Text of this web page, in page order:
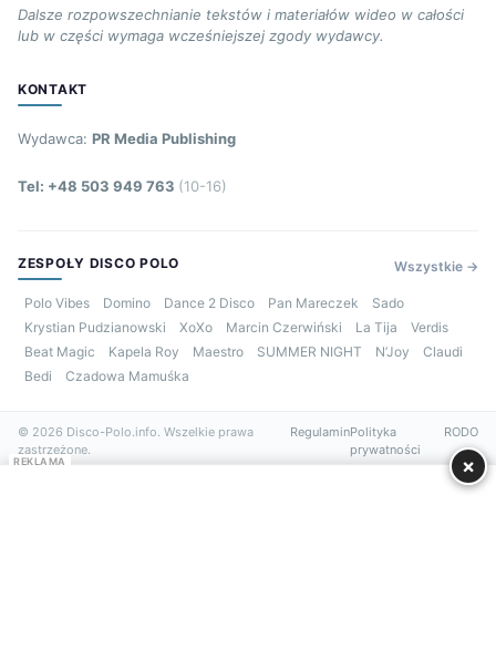
Dalsze rozpowszechnianie tekstów i materiałów wideo w całości
lub w części wymaga wcześniejszej zgody wydawcy.
KONTAKT
Wydawca: PR Media Publishing
Tel: +48 503 949 763 (10-16)
ZESPOŁY DISCO POLO Wszystkie →
Polo Vibes Domino Dance 2 Disco Pan Mareczek
Sado
Krystian Pudzianowski
XoXo Marcin Czerwiński La Tija
Verdis
Beat Magic
Kapela Roy Maestro SUMMER NIGHT N’Joy
Claudi
Bedi
Czadowa Mamuśka
© 2026 Disco-Polo.info. Wszelkie prawa
zastrzeżone.
RegulaminPolityka
prywatności
RODO
REKLAMA ×